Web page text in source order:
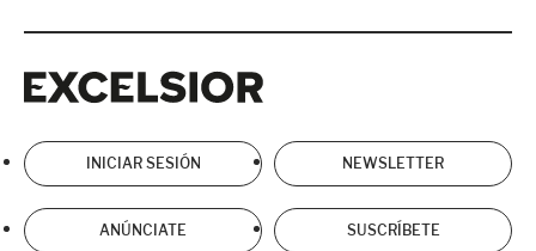
INICIAR SESIÓN NEWSLETTER
ANÚNCIATE SUSCRÍBETE